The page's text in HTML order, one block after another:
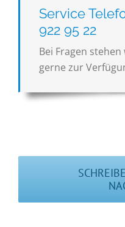
Service
922 95 22
Bei Fragen
gerne zur